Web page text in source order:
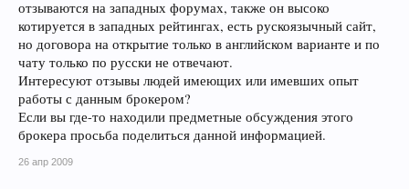
отзываются на западных форумах, также он высоко
котируется в западных рейтингах, есть рускоязычный сайт,
но договора на открытие только в английском варианте и по
чату только по русски не отвечают.
Интересуют отзывы людей имеющих или имевших опыт
работы с данным брокером?
Если вы где-то находили предметные обсуждения этого
брокера просьба поделиться данной информацией.
26 апр 2009